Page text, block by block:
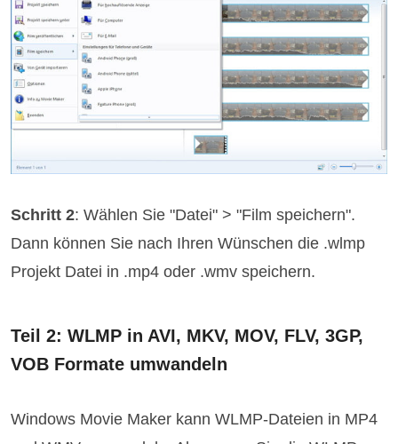
Schritt 2: Wählen Sie "Datei" > "Film speichern".
Dann können Sie nach Ihren Wünschen die .wlmp
Projekt Datei in .mp4 oder .wmv speichern.
Teil 2: WLMP in AVI, MKV, MOV, FLV, 3GP,
VOB Formate umwandeln
Windows Movie Maker kann WLMP-Dateien in MP4